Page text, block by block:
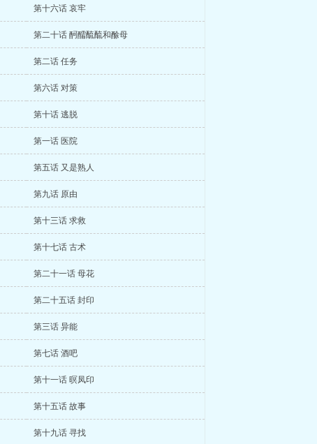
第十六话 哀牢
第二十话 酠醹酼酼和酴母
第二话 任务
第六话 对策
第十话 逃脱
第一话 医院
第五话 又是熟人
第九话 原由
第十三话 求救
第十七话 古术
第二十一话 母花
第二十五话 封印
第三话 异能
第七话 酒吧
第十一话 暝凤印
第十五话 故事
第十九话 寻找